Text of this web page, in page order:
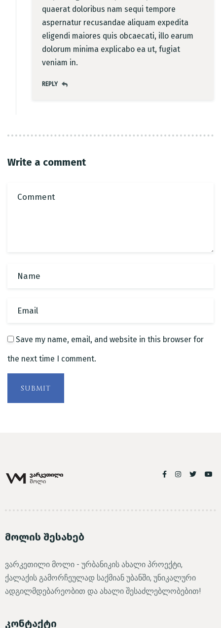
quaerat doloribus nam sequi tempore
aspernatur recusandae aliquam expedita
eligendi maiores quis obcaecati, illo earum
dolorum minima explicabo ea ut, fugiat
veniam in.
REPLY
Write a comment
Save my name, email, and website in this browser for
the next time I comment.
SUBMIT
მოლის შესახებ
ვარკეთილი მოლი - ურბანიკის ახალი პროექტი,
ქალაქის გამორჩეულად საქმიან უბანში, უნიკალური
ადგილმდებარეობით და ახალი შესაძლებლობებით!
კონტაქტი